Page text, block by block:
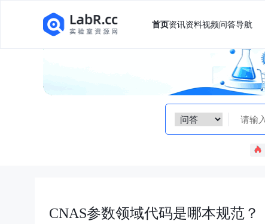
首页资讯资料视频问答导航
CNAS参数领域代码是哪本规范？